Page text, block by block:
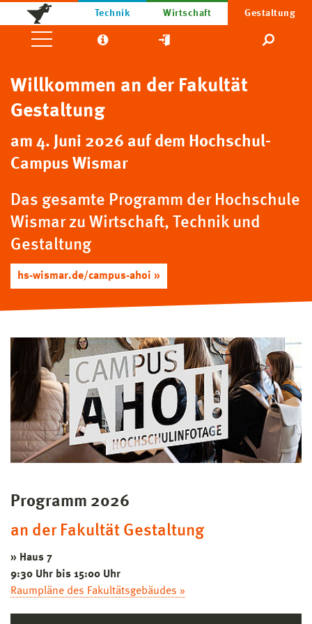
Technik Wirtschaft Gestaltung
Willkommen an der Fakultät
Gestaltung
am 4. Juni 2026 auf dem Hochschul-
Campus Wismar
Das gesamte Programm der Hochschule
Wismar zu Wirtschaft, Technik und
Gestaltung
hs-wismar.de/campus-ahoi »
Programm 2026
an der Fakultät Gestaltung
» Haus 7
9:30 Uhr bis 15:00 Uhr
Raumpläne des Fakultätsgebäudes »